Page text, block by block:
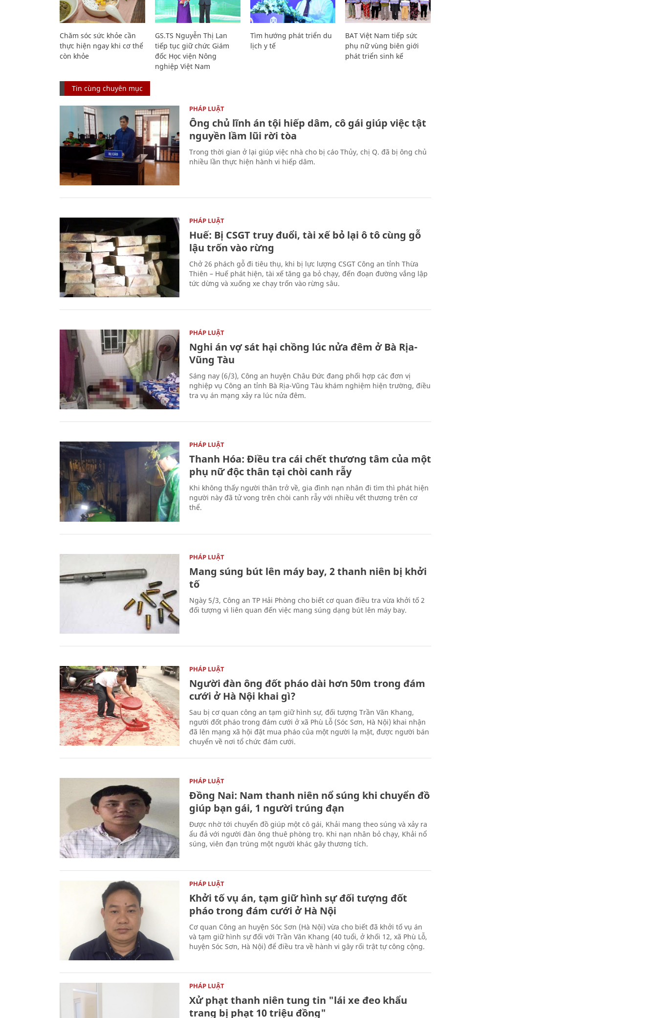
Chăm sóc sức khỏe cần
thực hiện ngay khi cơ thể
còn khỏe
GS.TS Nguyễn Thị Lan
tiếp tục giữ chức Giám
đốc Học viện Nông
nghiệp Việt Nam
Tìm hướng phát triển du
lịch y tế
BAT Việt Nam tiếp sức
phụ nữ vùng biên giới
phát triển sinh kế
Tin cùng chuyên mục
PHÁP LUẬT
Ông chủ lĩnh án tội hiếp dâm, cô gái giúp việc tật
nguyền lầm lũi rời tòa
Trong thời gian ở lại giúp việc nhà cho bị cáo Thủy, chị Q. đã bị ông chủ
nhiều lần thực hiện hành vi hiếp dâm.
PHÁP LUẬT
Huế: Bị CSGT truy đuổi, tài xế bỏ lại ô tô cùng gỗ
lậu trốn vào rừng
Chở 26 phách gỗ đi tiêu thụ, khi bị lực lượng CSGT Công an tỉnh Thừa
Thiên – Huế phát hiện, tài xế tăng ga bỏ chạy, đến đoạn đường vắng lập
tức dừng và xuống xe chạy trốn vào rừng sâu.
PHÁP LUẬT
Nghi án vợ sát hại chồng lúc nửa đêm ở Bà Rịa-
Vũng Tàu
Sáng nay (6/3), Công an huyện Châu Đức đang phối hợp các đơn vị
nghiệp vụ Công an tỉnh Bà Rịa-Vũng Tàu khám nghiệm hiện trường, điều
tra vụ án mạng xảy ra lúc nửa đêm.
PHÁP LUẬT
Thanh Hóa: Điều tra cái chết thương tâm của một
phụ nữ độc thân tại chòi canh rẫy
Khi không thấy người thân trở về, gia đình nạn nhân đi tìm thì phát hiện
người này đã tử vong trên chòi canh rẫy với nhiều vết thương trên cơ
thể.
PHÁP LUẬT
Mang súng bút lên máy bay, 2 thanh niên bị khởi
tố
Ngày 5/3, Công an TP Hải Phòng cho biết cơ quan điều tra vừa khởi tố 2
đối tượng vì liên quan đến việc mang súng dạng bút lên máy bay.
PHÁP LUẬT
Người đàn ông đốt pháo dài hơn 50m trong đám
cưới ở Hà Nội khai gì?
Sau bị cơ quan công an tạm giữ hình sự, đối tượng Trần Văn Khang,
người đốt pháo trong đám cưới ở xã Phù Lỗ (Sóc Sơn, Hà Nội) khai nhận
đã lên mạng xã hội đặt mua pháo của một người lạ mặt, được người bán
chuyển về nơi tổ chức đám cưới.
PHÁP LUẬT
Đồng Nai: Nam thanh niên nổ súng khi chuyển đồ
giúp bạn gái, 1 người trúng đạn
Được nhờ tới chuyển đồ giúp một cô gái, Khải mang theo súng và xảy ra
ẩu đả với người đàn ông thuê phòng trọ. Khi nạn nhân bỏ chạy, Khải nổ
súng, viên đạn trúng một người khác gây thương tích.
PHÁP LUẬT
Khởi tố vụ án, tạm giữ hình sự đối tượng đốt
pháo trong đám cưới ở Hà Nội
Cơ quan Công an huyện Sóc Sơn (Hà Nội) vừa cho biết đã khởi tố vụ án
và tạm giữ hình sự đối với Trần Văn Khang (40 tuổi, ở khối 12, xã Phù Lỗ,
huyện Sóc Sơn, Hà Nội) để điều tra về hành vi gây rối trật tự công cộng.
PHÁP LUẬT
Xử phạt thanh niên tung tin "lái xe đeo khẩu
trang bị phạt 10 triệu đồng"